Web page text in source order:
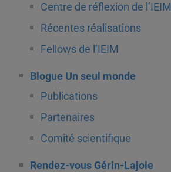
Centre de réflexion de l’IEIM
Récentes réalisations
Fellows de l’IEIM
Blogue Un seul monde
Publications
Partenaires
Comité scientifique
Rendez-vous Gérin-Lajoie